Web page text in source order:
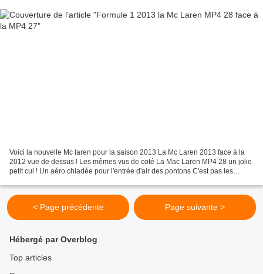
Voici la nouvelle Mc laren pour la saison 2013 La Mc Laren 2013 face à la
2012 vue de dessus ! Les mêmes vus de coté La Mac Laren MP4 28 un jolie
petit cul ! Un aéro chiadée pour l'entrée d'air des pontons C'est pas les
< Page précédente Page suivante >
Hébergé par Overblog
Top articles